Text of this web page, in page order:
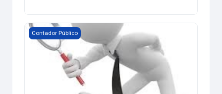
FUNDAMENTOS DE INVESTIGACIÓN-A
Contador Público